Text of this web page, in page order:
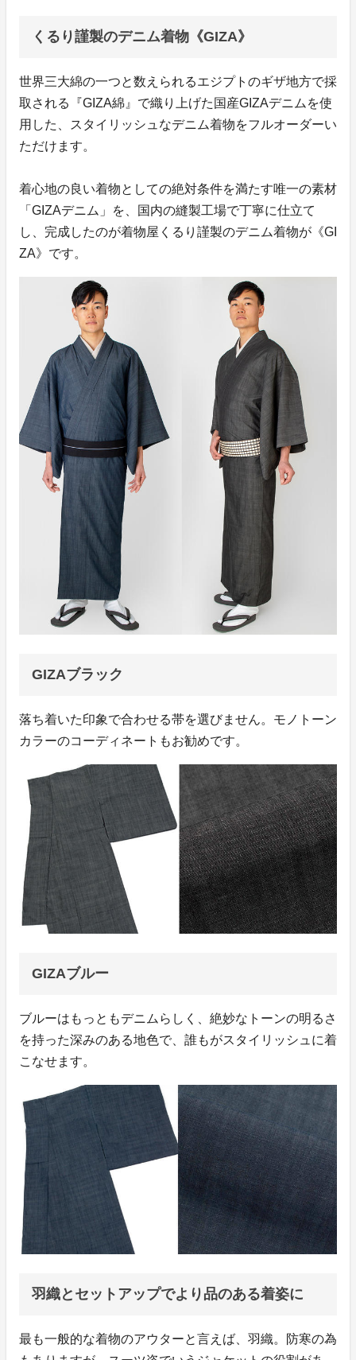
くるり謹製のデニム着物《GIZA》
世界三大綿の一つと数えられるエジプトのギザ地方で採
取される『GIZA綿』で織り上げた国産GIZAデニムを使
用した、スタイリッシュなデニム着物をフルオーダーい
ただけます。
着心地の良い着物としての絶対条件を満たす唯一の素材
「GIZAデニム」を、国内の縫製工場で丁寧に仕立て
し、完成したのが着物屋くるり謹製のデニム着物が《GI
ZA》です。
GIZAブラック
落ち着いた印象で合わせる帯を選びません。モノトーン
カラーのコーディネートもお勧めです。
GIZAブルー
ブルーはもっともデニムらしく、絶妙なトーンの明るさ
を持った深みのある地色で、誰もがスタイリッシュに着
こなせます。
羽織とセットアップでより品のある着姿に
最も一般的な着物のアウターと言えば、羽織。防寒の為